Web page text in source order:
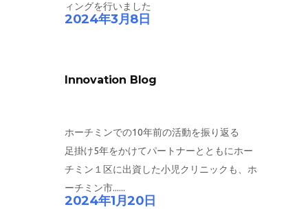
ィングを行いました
2024年3月8日
Innovation Blog
ホーチミンでの10年前の活動を振り返る
足掛け5年をかけてパートナーとともにホー
チミン１区に出資した小児クリニックも、ホ
ーチミン市......
2024年1月20日